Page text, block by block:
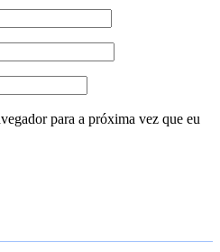
para a próxima vez que eu